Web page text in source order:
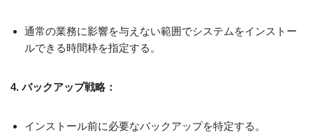
通常の業務に影響を与えない範囲でシステムをインストー
ルできる時間枠を指定する。
4. バックアップ戦略：
インストール前に必要なバックアップを特定する。